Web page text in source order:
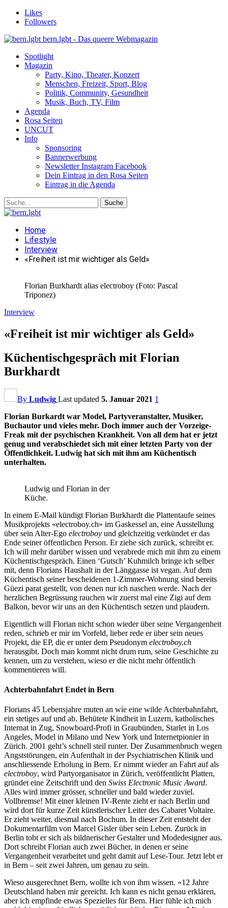
Likes
Followers
bern.lgbt - Das queere Webmagazin
Spotlight
Magazin
Party, Kino, Theater, Konzert
Menschen, Freizeit, Sport, Blog
Politik, Community, Gesundheit
Musik, Buch, TV, Film
Agenda
Rosa Seiten
UNCUT
Info
Sponsoring
Bannerwerbung
Newsletter Instagram Facebook
Dein Eintrag in den Rosa Seiten
Eintrag in die Agenda
Home
Lifestyle
Interview
«Freiheit ist mir wichtiger als Geld»
Florian Burkhardt alias electroboy (Foto: Pascal
Triponez)
Interview
«Freiheit ist mir wichtiger als Geld»
Küchentischgespräch mit Florian
Burkhardt
By Ludwig Last updated 5. Januar 2021 1
Florian Burkardt war Model, Partyveranstalter, Musiker,
Buchautor und vieles mehr. Doch immer auch der Vorzeige-
Freak mit der psychischen Krankheit. Von all dem hat er jetzt
genug und verabschiedet sich mit einer letzten Party von der
Öffentlichkeit. Ludwig hat sich mit ihm am Küchentisch
unterhalten.
Ludwig und Florian in der
Küche.
In einem E-Mail kündigt Florian Burkhardt die Plattentaufe seines
Musikprojekts «electroboy.ch» im Gaskessel an, eine Ausstellung
über sein Alter-Ego electroboy und gleichzeitig verkündet er das
Ende seiner öffentlichen Person. Er ziehe sich zurück, schreibt er.
Ich will mehr darüber wissen und verabrede mich mit ihm zu einem
Küchentischgespräch. Einen ‘Gutsch’ Kuhmilch bringe ich selber
mit, denn Florians Haushalt in der Länggasse ist vegan. Auf dem
Küchentisch seiner bescheidenen 1-Zimmer-Wohnung sind bereits
Güezi parat gestellt, von denen nur ich naschen werde. Nach der
herzlichen Begrüssung rauchen wir zuerst mal eine Zigi auf dem
Balkon, bevor wir uns an den Küchentisch setzen und plaudern.
Eigentlich will Florian nicht schon wieder über seine Vergangenheit
reden, schrieb er mir im Vorfeld, lieber rede er über sein neues
Projekt, die EP, die er unter dem Pseudonym electroboy.ch
herausgibt. Doch man kommt nicht drum rum, seine Geschichte zu
kennen, um zu verstehen, wieso er die nicht mehr öffentlich
kommentieren will.
Achterbahnfahrt Endet in Bern
Florians 45 Lebensjahre muten an wie eine wilde Achterbahnfahrt,
ein stetiges auf und ab. Behütete Kindheit in Luzern, katholisches
Internat in Zug, Snowboard-Profi in Graubünden, Starlet in Los
Angeles, Model in Milano und New York und Internetpionier in
Zürich. 2001 geht’s schnell steil runter. Der Zusammenbruch wegen
Angststörungen, ein Aufenthalt in der Psychiatrischen Klinik und
anschliessende Erholung in Bern. Er nimmt wieder an Fahrt auf als
electroboy, wird Partyorganisator in Zürich, veröffentlicht Platten,
gründet eine Zeitschrift und den Swiss Electronic Music Award.
Alles wird immer grösser, schneller und bald wieder zuviel.
Vollbremse! Mit einer kleinen IV-Rente zieht er nach Berlin und
wird dort für kurze Zeit künstlerischer Leiter des Cabaret Voltaire.
Er zieht weiter, diesmal nach Bochum. In dieser Zeit entsteht der
Dokumentarfilm von Marcel Gisler über sein Leben. Zurück in
Berlin tobt er sich als bildnerischer Gestalter und Modedesigner aus.
Dort schreibt Florian auch zwei Bücher, in denen er seine
Vergangenheit verarbeitet und geht damit auf Lese-Tour. Jetzt lebt er
in Bern – seit zwei Jahren, um genau zu sein.
Wieso ausgerechnet Bern, wollte ich von ihm wissen. «12 Jahre
Deutschland haben mir gereicht. Ich kann es nicht genau erklären,
aber ich empfinde etwas Spezielles für Bern. Hier fühle ich mich